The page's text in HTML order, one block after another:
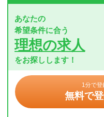
あなたの
希望条件に合う
理想の求人
をお探しします！
1分で登
無料で